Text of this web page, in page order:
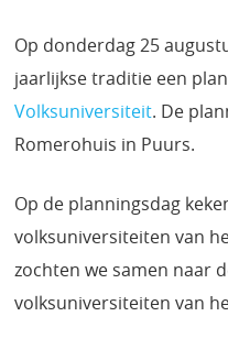
Op donderdag 25
jaarlijkse traditie een
Volksuniversiteit. De
Romerohuis in Puurs.
Op de planningsdag
volksuniversiteiten van
zochten we samen naar
volksuniversiteiten van